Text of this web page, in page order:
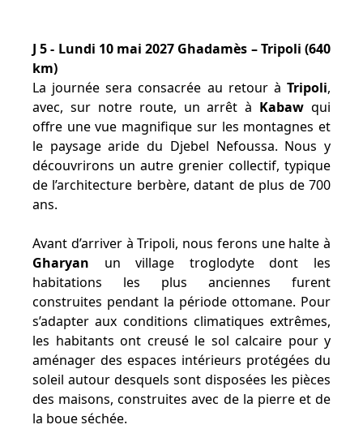
J 5 - Lundi 10 mai 2027 Ghadamès – Tripoli (640
km)
La journée sera consacrée au retour à Tripoli,
avec, sur notre route, un arrêt à Kabaw qui
offre une vue magnifique sur les montagnes et
le paysage aride du Djebel Nefoussa. Nous y
découvrirons un autre grenier collectif, typique
de l’architecture berbère, datant de plus de 700
ans.
Avant d’arriver à Tripoli, nous ferons une halte à
Gharyan un village troglodyte dont les
habitations les plus anciennes furent
construites pendant la période ottomane. Pour
s’adapter aux conditions climatiques extrêmes,
les habitants ont creusé le sol calcaire pour y
aménager des espaces intérieurs protégées du
soleil autour desquels sont disposées les pièces
des maisons, construites avec de la pierre et de
la boue séchée.